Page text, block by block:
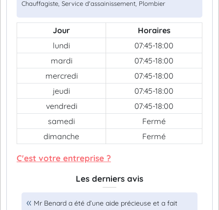
Chauffagiste, Service d'assainissement, Plombier
Jour
Horaires
lundi
07:45-18:00
mardi
07:45-18:00
mercredi
07:45-18:00
jeudi
07:45-18:00
vendredi
07:45-18:00
samedi
Fermé
dimanche
Fermé
C'est votre entreprise ?
Les derniers avis
Mr Benard a été d’une aide précieuse et a fait